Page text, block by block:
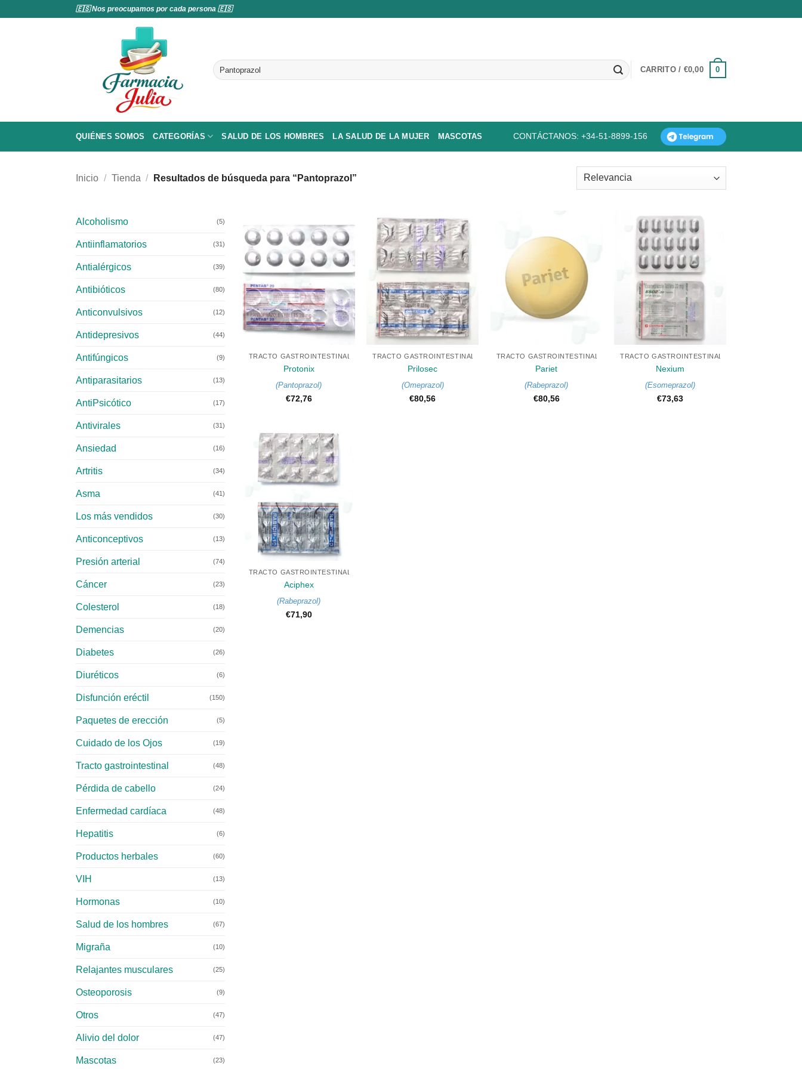
🇪🇸 Nos preocupamos por cada persona 🇪🇸
Buscar
por:
CARRITO / €0,00 0
QUIÉNES SOMOS CATEGORÍAS SALUD DE LOS HOMBRES LA SALUD DE LA MUJER MASCOTAS CONTÁCTANOS: +34-51-8899-156
Inicio / Tienda / Resultados de búsqueda para “Pantoprazol”
Alcoholismo (5)
Antiinflamatorios (31)
Antialérgicos (39)
Antibióticos (80)
Anticonvulsivos (12)
Antidepresivos (44)
Antifúngicos (9)
Antiparasitarios (13)
AntiPsicótico (17)
Antivirales (31)
Ansiedad (16)
Artritis (34)
Asma (41)
Los más vendidos (30)
Anticonceptivos (13)
Presión arterial (74)
Cáncer (23)
Colesterol (18)
Demencias (20)
Diabetes (26)
Diuréticos (6)
Disfunción eréctil (150)
Paquetes de erección (5)
Cuidado de los Ojos (19)
Tracto gastrointestinal (48)
Pérdida de cabello (24)
Enfermedad cardíaca (48)
Hepatitis (6)
Productos herbales (60)
VIH (13)
Hormonas (10)
Salud de los hombres (67)
Migraña (10)
Relajantes musculares (25)
Osteoporosis (9)
Otros (47)
Alivio del dolor (47)
Mascotas (23)
+
TRACTO GASTROINTESTINAL
Protonix
(Pantoprazol)
€72,76
+
TRACTO GASTROINTESTINAL
Prilosec
(Omeprazol)
€80,56
TRACTO GASTROINTESTINAL
Pariet
(Rabeprazol)
€80,56
TRACTO GASTROINTESTINAL
Nexium
(Esomeprazol)
€73,63
+
TRACTO GASTROINTESTINAL
Aciphex
(Rabeprazol)
€71,90